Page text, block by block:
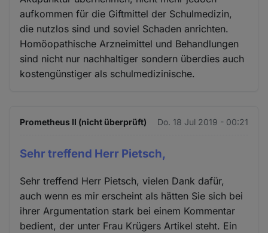
aufkommen für die Giftmittel der Schulmedizin,
die nutzlos sind und soviel Schaden anrichten.
Homöopathische Arzneimittel und Behandlungen
sind nicht nur nachhaltiger sondern überdies auch
kostengünstiger als schulmedizinische.
Prometheus II (nicht überprüft) Do. 18 Jul 2019 - 00:21
Sehr treffend Herr Pietsch,
Sehr treffend Herr Pietsch, vielen Dank dafür,
auch wenn es mir erscheint als hätten Sie sich bei
ihrer Argumentation stark bei einem Kommentar
bedient, der unter Frau Krügers Artikel steht. Ein